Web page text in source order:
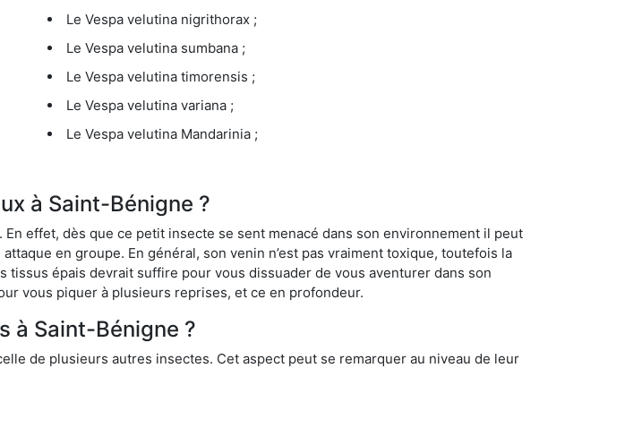
Le Vespa velutina nigrithorax ;
Le Vespa velutina sumbana ;
Le Vespa velutina timorensis ;
Le Vespa velutina variana ;
Le Vespa velutina Mandarinia ;
à Saint-Bénigne ?
. En effet, dès que ce petit insecte se sent menacé dans son environnement il peut
en groupe. En général, son venin n’est pas vraiment toxique, toutefois la
épais devrait suffire pour vous dissuader de vous aventurer dans son
vous piquer à plusieurs reprises, et ce en profondeur.
à Saint-Bénigne ?
de plusieurs autres insectes. Cet aspect peut se remarquer au niveau de leur